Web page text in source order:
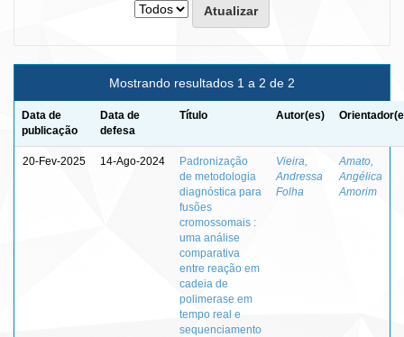
Mostrando resultados 1 a 2 de 2
Data de
publicação
Data de
defesa
Título Autor(es)
20-Fev-2025 14-Ago-2024
Padronização
de metodologia
diagnóstica para
fusões
cromossomais :
uma análise
comparativa
entre reação em
cadeia de
polimerase em
tempo real e
sequenciamento
Vieira,
Andressa
Folha
Amato,
Angélica
Amorim